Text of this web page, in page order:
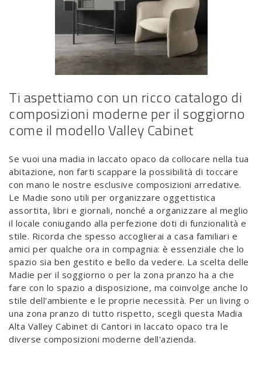
Ti aspettiamo con un ricco catalogo di
composizioni moderne per il soggiorno
come il modello Valley Cabinet
Se vuoi una madia in laccato opaco da collocare nella tua
abitazione, non farti scappare la possibilità di toccare
con mano le nostre esclusive composizioni arredative.
Le Madie sono utili per organizzare oggettistica
assortita, libri e giornali, nonché a organizzare al meglio
il locale coniugando alla perfezione doti di funzionalità e
stile. Ricorda che spesso accoglierai a casa familiari e
amici per qualche ora in compagnia: è essenziale che lo
spazio sia ben gestito e bello da vedere. La scelta delle
Madie per il soggiorno o per la zona pranzo ha a che
fare con lo spazio a disposizione, ma coinvolge anche lo
stile dell'ambiente e le proprie necessità. Per un living o
una zona pranzo di tutto rispetto, scegli questa Madia
Alta Valley Cabinet di Cantori in laccato opaco tra le
diverse composizioni moderne dell'azienda.